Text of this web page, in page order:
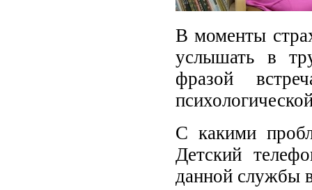
В моменты
услышать в
фразой
С какими
Детский
данной службы